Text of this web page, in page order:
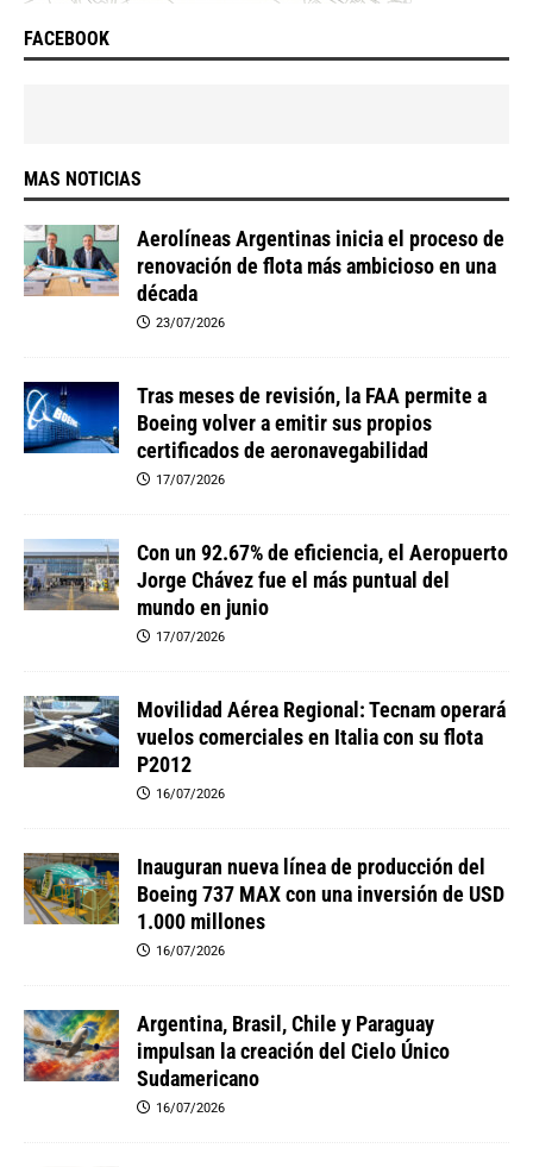
FACEBOOK
MAS NOTICIAS
Aerolíneas Argentinas inicia el proceso de
renovación de flota más ambicioso en una
década
23/07/2026
Tras meses de revisión, la FAA permite a
Boeing volver a emitir sus propios
certificados de aeronavegabilidad
17/07/2026
Con un 92.67% de eficiencia, el Aeropuerto
Jorge Chávez fue el más puntual del
mundo en junio
17/07/2026
Movilidad Aérea Regional: Tecnam operará
vuelos comerciales en Italia con su flota
P2012
16/07/2026
Inauguran nueva línea de producción del
Boeing 737 MAX con una inversión de USD
1.000 millones
16/07/2026
Argentina, Brasil, Chile y Paraguay
impulsan la creación del Cielo Único
Sudamericano
16/07/2026